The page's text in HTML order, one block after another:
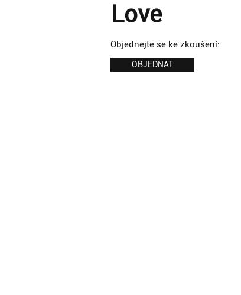
Love
Objednejte se ke zkoušení:
OBJEDNAT